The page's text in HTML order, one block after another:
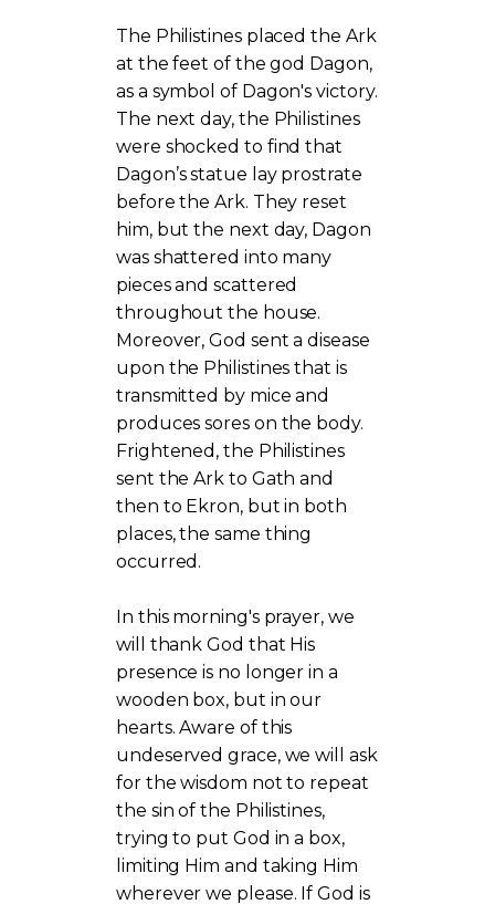
The Philistines placed the Ark
at the feet of the god Dagon,
as a symbol of Dagon's victory.
The next day, the Philistines
were shocked to find that
Dagon’s statue lay prostrate
before the Ark. They reset
him, but the next day, Dagon
was shattered into many
pieces and scattered
throughout the house.
Moreover, God sent a disease
upon the Philistines that is
transmitted by mice and
produces sores on the body.
Frightened, the Philistines
sent the Ark to Gath and
then to Ekron, but in both
places, the same thing
occurred.
In this morning's prayer, we
will thank God that His
presence is no longer in a
wooden box, but in our
hearts. Aware of this
undeserved grace, we will ask
for the wisdom not to repeat
the sin of the Philistines,
trying to put God in a box,
limiting Him and taking Him
wherever we please. If God is